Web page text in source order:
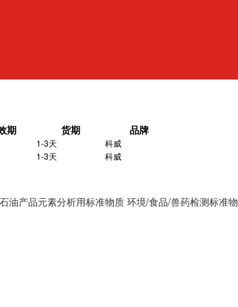
期 货期 品牌
1-3天
科威
1-3天 科威
石油产品元素分析用标准物质 环境/食品/兽药检测标准物